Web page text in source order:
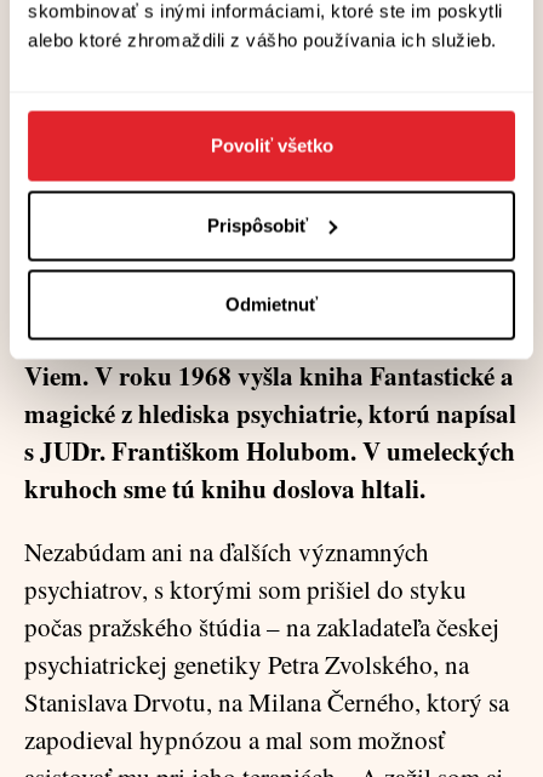
skombinovať s inými informáciami, ktoré ste im poskytli
alebo ktoré zhromaždili z vášho používania ich služieb.
Povoliť všetko
Prispôsobiť
Odmietnuť
Pričom vo futbale to bývalo presne naopak –
v šesťdesiatych aj sedemdesiatych rokoch
Slováci... Spomínaš si ešte na niektorých
svojich profesorov?
V prvom rade na psychiatra a psychológa, ale aj
farmakológa a endokrinológa profesora
Vladimíra Vondráčka. Veľká osobnosť!
Viem. V roku 1968 vyšla kniha Fantastické a
magické z hlediska psychiatrie, ktorú napísal
s JUDr. Františkom Holubom. V umeleckých
kruhoch sme tú knihu doslova hltali.
Nezabúdam ani na ďalších významných
psychiatrov, s ktorými som prišiel do styku
počas pražského štúdia – na zakladateľa českej
psychiatrickej genetiky Petra Zvolského, na
Stanislava Drvotu, na Milana Černého, ktorý sa
zapodieval hypnózou a mal som možnosť